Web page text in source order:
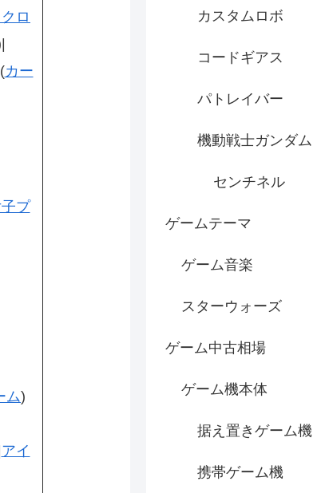
ロ
(カー
プ
ム)
アイ
カスタムロボ
コードギアス
パトレイバー
機動戦士ガンダム
センチネル
ゲームテーマ
ゲーム音楽
スターウォーズ
ゲーム中古相場
ゲーム機本体
据え置きゲーム機
携帯ゲーム機